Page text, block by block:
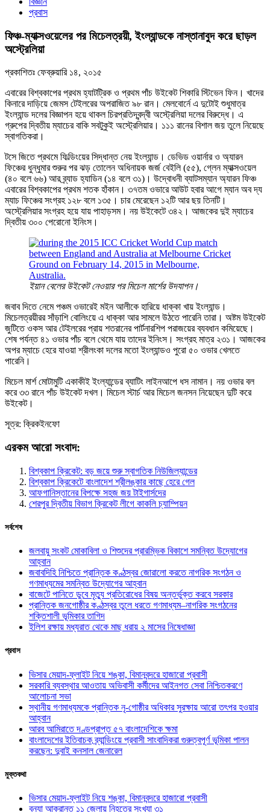
প্রবাস
ফিঞ্চ-ম্যাক্সওয়েলের পর মিচেলত্রয়ী, ইংল্যান্ডকে নাস্তানাবুদ করে ছাড়ল
অস্ট্রেলিয়া
প্রকাশিতঃ ফেব্রুয়ারি ১৪, ২০১৫
এবারের বিশ্বকাপের প্রথম হ্যাটট্রিক ও প্রথম পাঁচ উইকেট শিকারি স্টিভেন ফিন। খাদের
কিনারে দাড়িয়ে জেমস টেইলরের অপরাজিত ৯৮ রান। মেলবোর্নে এ দুটোই শুধুমাত্র
ইংল্যান্ড দলের বিজ্ঞাপন হয়ে থাকল চিরপ্রতিদ্বন্দ্বী অস্ট্রেলিয়া দলের বিরুদ্ধে। এ
গ্রুপের দ্বিতীয় ম্যাচের বাকি সবটুকুই অস্ট্রেলিয়ার। ১১১ রানের বিশাল জয় তুলে নিয়েছে
স্বাগতিকরা।
টসে জিতে প্রথমে ফিল্ডিংয়ের সিদ্ধান্ত নেয় ইংল্যান্ড। ডেভিড ওয়ার্নার ও অ্যারন
ফিঞ্চের ধুন্ধুমার শুরুর পর ঝড় তোলেন অধিনায়ক জর্জ বেইলি (৫৫), গ্লেন ম্যাক্সওয়েল
(৪০ বলে ৬৬) আর ব্র্যাড হ্যাডিন (১৪ বলে ৩১)। উদ্বোধনী ব্যাটসম্যান অ্যারন ফিঞ্চ
এবারের বিশ্বকাপের প্রথম শতক হাঁকান। ৩৭তম ওভারে আউট হবার আগে ম্যান অব দ্য
ম্যাচ ফিঞ্চের সংগ্রহ ১২৮ বলে ১৩৫। চার মেরেছেন ১২টি আর ছয় তিনটি।
অস্ট্রেলিয়ার সংগ্রহ হয়ে যায় পাহাড়সম। নয় উইকেটে ৩৪২। আজকের দুই ম্যাচের
দ্বিতীয় ৩০০ পেরোনো ইনিংস।
ইয়ান বেলের উইকেট নেওয়ার পর মিচেল মার্শের উদযাপন।
জবাব দিতে নেমে পঞ্চম ওভারেই মইন আলীকে হারিয়ে ধাক্কা খায় ইংল্যান্ড।
মিচেলত্রয়ীরর সাঁড়াশি বোলিংয়ে এ ধাক্কা আর সামলে উঠতে পারেনি তারা। অষ্টম উইকেট
জুটিতে ওকস আর টেইলরের প্রায় শতরানের পার্টনারশিপ পরাজয়ের ব্যবধান কমিয়েছে।
শেষ পর্যন্ত ৪১ ওভার পাঁচ বলে থেমে যায় তাদের ইনিংস। সংগ্রহ মাত্র ২৩১। আজকের
অপর ম্যাচে হেরে যাওয়া শ্রীলংকা দলের মতো ইংল্যান্ডও পুরো ৫০ ওভার খেলতে
পারেনি।
মিচেল মার্শ মোটামুটি একাকীই ইংল্যান্ডের ব্যাটিং লাইনআপে ধস নামান। নয় ওভার বল
করে ৩৩ রানে পাঁচ উইকেট দখল। মিচেল স্টার্চ আর মিচেল জনসন নিয়েছেন দুটি করে
উইকেট।
সূত্র: ক্রিকইনফো
এরকম আরো সংবাদ:
বিশ্বকাপ ক্রিকেট: বড় জয়ে শুরু স্বাগতিক নিউজিল্যান্ডের
বিশ্বকাপ ক্রিকেটে বাংলাদেশ শ্রীলঙ্কার কাছে হেরে গেল
আফগানিস্তানের বিপক্ষে সহজ জয় টাইগার্সদের
শেরপুর দ্বিতীয় বিভাগ ক্রিকেট লীগে কাকলি চ্যাম্পিয়ন
সর্বশেষ
জলবায়ু সংকট মোকাবিলা ও শিশুদের প্রারম্ভিক বিকাশে সমন্বিত উদ্যোগের
আহ্বান
জবাবদিহি নিশ্চিতে প্রান্তিক কণ্ঠস্বর জোরালো করতে নাগরিক সংগঠন ও
গণমাধ্যমের সমন্বিত উদ্যোগের আহ্বান
বাজেটে পানিতে ডুবে মৃত্যু প্রতিরোধের বিষয় অন্তর্ভুক্ত করবে সরকার
প্রান্তিক জনগোষ্ঠীর কণ্ঠস্বর তুলে ধরতে গণমাধ্যম–নাগরিক সংগঠনের
শক্তিশালী ভূমিকার তাগিদ
ইলিশ রক্ষায় মধ্যরাত থেকে মাছ ধরায় ২ মাসের নিষেধাজ্ঞা
প্রবাস
ভিসার মেয়াদ-ফ্লাইট নিয়ে শঙ্কা, বিমানবন্দরে হাজারো প্রবাসী
সরকারি ব্যবস্থার আওতায় অভিবাসী কর্মীদের আইনগত সেবা নিশ্চিতকরণে
আলোচনা সভা
স্থানীয় গণমাধ্যমকে প্রান্তিক নৃ-গোষ্ঠীর অধিকার সুরক্ষায় আরো তৎপর হওয়ার
আহ্বান
আরব আমিরাতে দণ্ডপ্রাপ্ত ৫৭ বাংলাদেশিকে ক্ষমা
বাংলাদেশের ইতিবাচক ব্র্যান্ডিংয়ে প্রবাসী সাংবাদিকরা গুরুত্বপূর্ণ ভূমিকা পালন
করছেন: দুবাই কনসাল জেনারেল
মুক্তকথা
ভিসার মেয়াদ-ফ্লাইট নিয়ে শঙ্কা, বিমানবন্দরে হাজারো প্রবাসী
বন্যা আক্রান্ত ১১ জেলায় নিহতের সংখ্যা ৩১